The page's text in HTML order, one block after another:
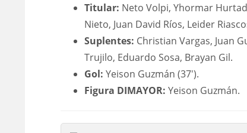
Titular: Neto Volpi, Yhormar
Nieto, Juan David Ríos, Leider
Suplentes: Christian Vargas, Juan
Trujilo, Eduardo Sosa, Brayan Gil.
Gol: Yeison Guzmán (37′).
Figura DIMAYOR: Yeison Guzmán.